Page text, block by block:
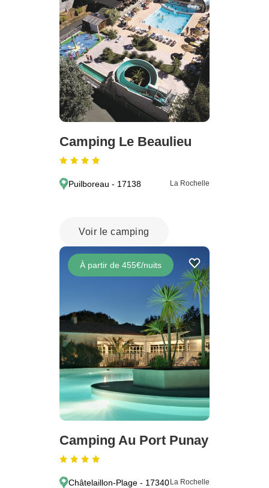
Camping Le Beaulieu
Puilboreau - 17138 La Rochelle
Voir le camping
À partir de 455€/nuits
Camping Au Port Punay
Châtelaillon-Plage - 17340 La Rochelle